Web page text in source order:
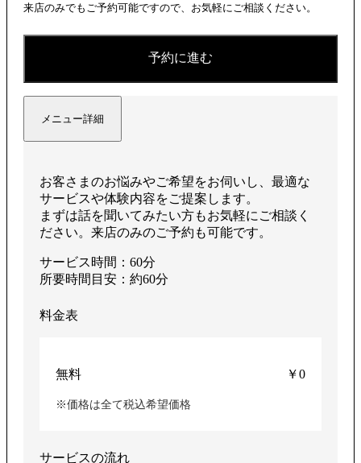
来店のみでもご予約可能ですので、お気軽にご相談ください。
予約に進む
メニュー詳細
お客さまのお悩みやご希望をお伺いし、最適な
サービスや体験内容をご提案します。
まずは話を聞いてみたい方もお気軽にご相談く
ださい。来店のみのご予約も可能です。
サービス時間：60分
所要時間目安：約60分
料金表
無料 ￥0
※価格は全て税込希望価格
サービスの流れ